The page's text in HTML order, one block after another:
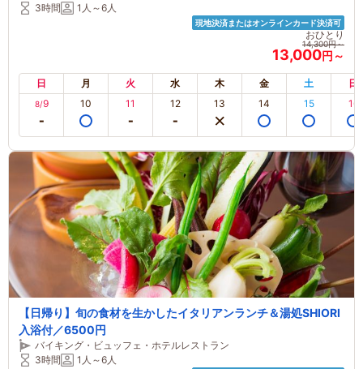
3時間
1人～6人
現地決済またはオンラインカード決済可
おひとり
14,300円～
13,000円～
日 月 火 水 木 金 土 日
8/9 10 11 12 13 14 15 16
【日帰り】旬の食材を生かしたイタリアンランチ＆湯処SHIORI
入浴付／6500円
バイキング・ビュッフェ・ホテルレストラン
3時間
1人～6人